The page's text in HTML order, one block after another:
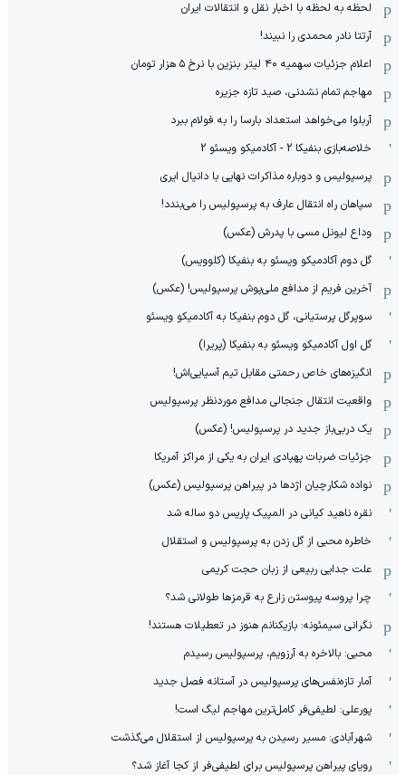
لحظه به لحظه با اخبار نقل و انتقالات ایران
آرتتا نادر محمدی را نبیند!
اعلام جزئیات سهمیه ۴۰ لیتر بنزین با نرخ ۵ هزار تومان
مهاجم تمام نشدنی، صید تازه جزیره
آربلوا می‌خواهد استعداد بارسا را به فولام ببرد
خلاصه‌بازی بنفیکا 2 - آکادمیکو ویسئو 2
پرسپولیس و دوباره مذاکرات نهایی با دانیال ایری
سپاهان راه انتقال عارف به پرسپولیس را می‌بندد!
وداع لیونل مسی با پدرش (عکس)
گل دوم آکادمیکو ویسئو به بنفیکا (کلوویس)
آخرین فریم از مدافع ملی‌پوش پرسپولیس! (عکس)
سوپرگل پرستیانی، گل دوم بنفیکا به آکادمیکو ویسئو
گل اول آکادمیکو ویسئو به بنفیکا (پریرا)
انگیزه‌های خاص رحمتی مقابل تیم‌ آسیایی‌اش!
واقعیت انتقال جنجالی مدافع موردنظر پرسپولیس
یک دربی‌باز جدید در پرسپولیس! (عکس)
جزئیات ضربات پهپادی ایران به یکی از مراکز آمریکا
نواده شکارچیان اژدها در پیراهن پرسپولیس (عکس)
نقره ناهید کیانی در المپیک پاریس دو ساله شد
خاطره محبی از گل زدن به پرسپولیس و استقلال
علت جدایی ربیعی از زبان حجت کریمی
چرا پروسه پیوستن زارع به قرمزها طولانی شد؟
نگرانی سیمئونه: بازیکنانم هنوز در تعطیلات هستند!
محبی: بالاخره به آرزویم، پرسپولیس رسیدم
آمار تازه‌نفس‌های پرسپولیس در آستانه فصل جدید
پورعلی: لطیفی‌فر کامل‌ترین مهاجم لیگ است!
شهرآبادی: مسیر رسیدن به پرسپولیس از استقلال می‌گذشت
رویای پیراهن پرسپولیس برای لطیفی‌فر از کجا آغاز شد؟